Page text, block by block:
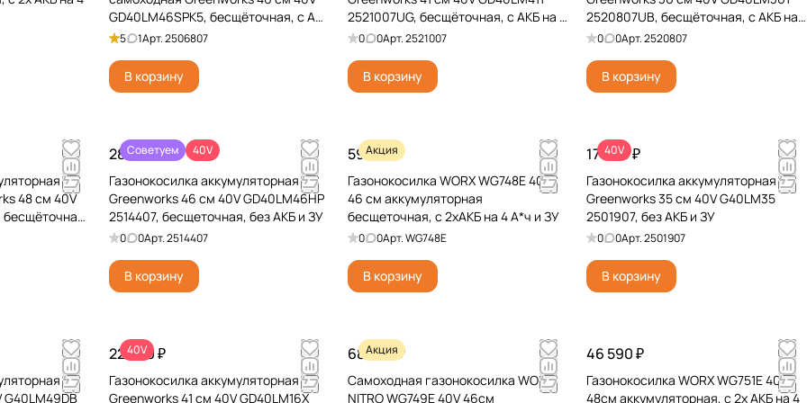
GD40LM46SPK5, бесщёточная, с АКБ
на 5 А*ч и ЗУ
5 1Арт.2506807
В корзину
2521007UG, бесщёточная, с АКБ на 5
А*ч и ЗУ
0 0Арт.2521007
В корзину
2520807UB, бесщёточная, с АКБ на
4 А*ч и ЗУ
0 0Арт.2520807
В корзину
48 см 40V
бесщёточная,
Советуем 40V
28 990 ₽
Газонокосилка аккумуляторная
Greenworks 46 см 40V GD40LM46HP
2514407, бесщеточная, без АКБ и ЗУ
0 0Арт.2514407
В корзину
Акция
59 890 ₽
Газонокосилка WORX WG748E 40V
46 см аккумуляторная
бесщеточная, c 2хАКБ на 4 А*ч и ЗУ
0 0Арт.WG748E
В корзину
40V
17 990 ₽
Газонокосилка аккумуляторная
Greenworks 35 см 40V G40LM35
2501907, без АКБ и ЗУ
0 0Арт.2501907
В корзину
40V
22 990 ₽
Газонокосилка аккумуляторная
Greenworks 41 см 40V GD40LM16X
Акция
68 490 ₽
Самоходная газонокосилка WORX
NITRO WG749E 40V 46см
46 590 ₽
Газонокосилка WORX WG751E 40V
48см аккумуляторная, c 2х АКБ на 4